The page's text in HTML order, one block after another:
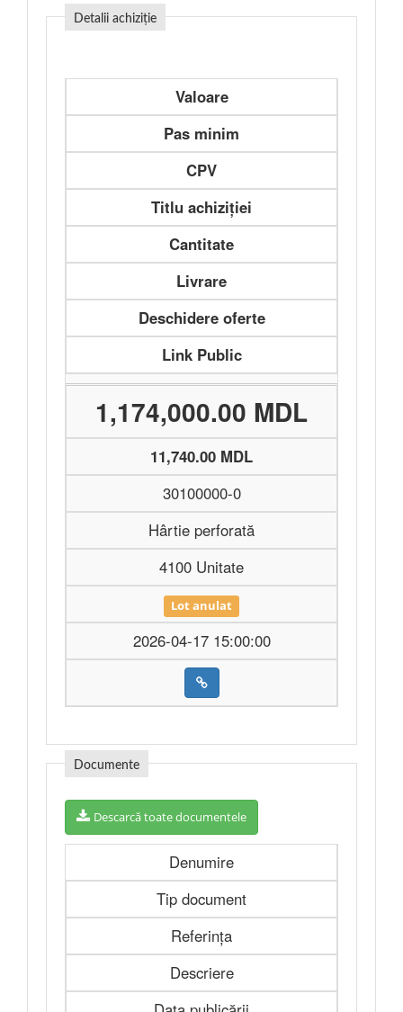
Detalii achiziție
Valoare
Pas minim
CPV
Titlu achiziției
Cantitate
Livrare
Deschidere oferte
Link Public
1,174,000.00 MDL
11,740.00 MDL
30100000-0
Hârtie perforată
4100 Unitate
Lot anulat
2026-04-17 15:00:00
Documente
Descarcă toate documentele
Denumire
Tip document
Referința
Descriere